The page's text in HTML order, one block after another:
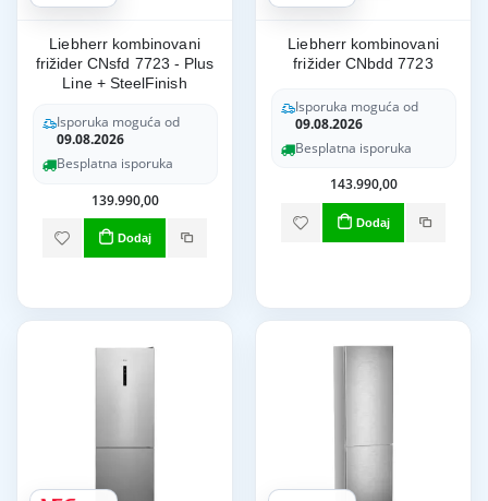
Liebherr kombinovani
frižider CNsfd 7723 - Plus
Line + SteelFinish
Isporuka moguća od
09.08.2026
Besplatna isporuka
139.990,00
Dodaj
Liebherr kombinovani
frižider CNbdd 7723
Isporuka moguća od
09.08.2026
Besplatna isporuka
143.990,00
Dodaj